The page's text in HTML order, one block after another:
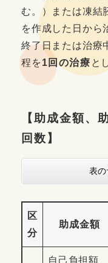
む。）または凍結
を作成した日から
終了日または治療
程を1回の治療 と
【助成金額、
回数】
表の
区
分
助成金額
自己負担額